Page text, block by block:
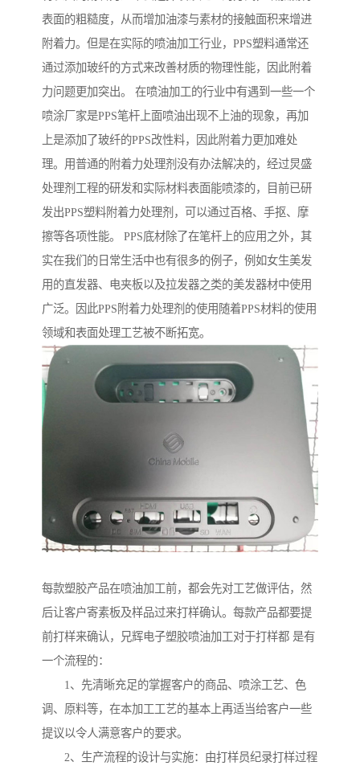
表面的粗糙度，从而增加油漆与素材的接触面积来增进
附着力。但是在实际的喷油加工行业，PPS塑料通常还
通过添加玻纤的方式来改善材质的物理性能，因此附着
力问题更加突出。 在喷油加工的行业中有遇到一些一个
喷涂厂家是PPS笔杆上面喷油出现不上油的现象，再加
上是添加了玻纤的PPS改性料，因此附着力更加难处
理。用普通的附着力处理剂没有办法解决的，经过炅盛
处理剂工程的研发和实际材料表面能喷漆的，目前已研
发出PPS塑料附着力处理剂，可以通过百格、手抠、摩
擦等各项性能。 PPS底材除了在笔杆上的应用之外，其
实在我们的日常生活中也有很多的例子，例如女生美发
用的直发器、电夹板以及拉发器之类的美发器材中使用
广泛。因此PPS附着力处理剂的使用随着PPS材料的使用
领域和表面处理工艺被不断拓宽。
每款塑胶产品在喷油加工前，都会先对工艺做评估，然
后让客户寄素板及样品过来打样确认。每款产品都要提
前打样来确认，兄辉电子塑胶喷油加工对于打样都 是有
一个流程的：
1、先清晰充足的掌握客户的商品、喷涂工艺、色
调、原料等，在本加工工艺的基本上再适当给客户一些
提议以令人满意客户的要求。
2、生产流程的设计与实施：由打样员纪录打样过程